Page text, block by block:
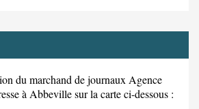
du marchand de journaux Agence
à Abbeville sur la carte ci-dessous :